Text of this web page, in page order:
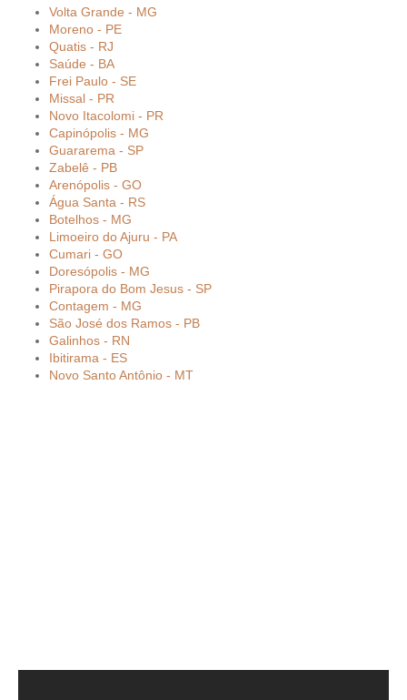
Volta Grande - MG
Moreno - PE
Quatis - RJ
Saúde - BA
Frei Paulo - SE
Missal - PR
Novo Itacolomi - PR
Capinópolis - MG
Guararema - SP
Zabelê - PB
Arenópolis - GO
Água Santa - RS
Botelhos - MG
Limoeiro do Ajuru - PA
Cumari - GO
Doresópolis - MG
Pirapora do Bom Jesus - SP
Contagem - MG
São José dos Ramos - PB
Galinhos - RN
Ibitirama - ES
Novo Santo Antônio - MT